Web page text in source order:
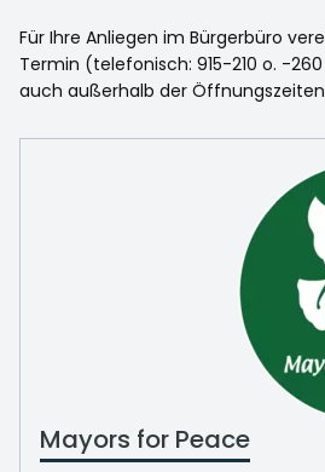
Für Ihre Anliegen im Bürgerbüro
Termin (telefonisch: 915-210 o. -
auch außerhalb der
Mayors for Peace